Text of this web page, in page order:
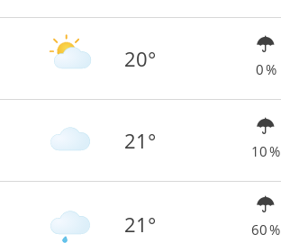
20° 0 %
21° 10 %
21° 60 %